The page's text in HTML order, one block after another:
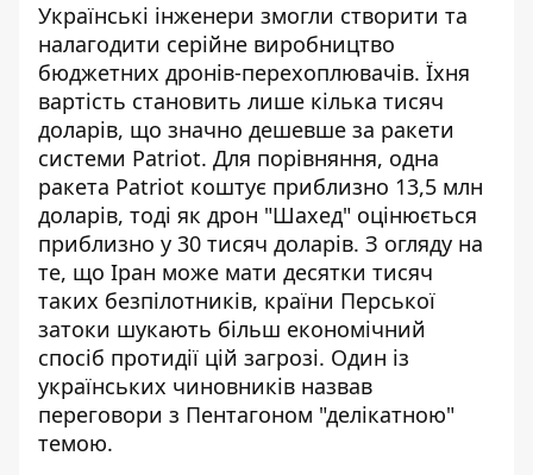
Українські інженери змогли створити та
налагодити серійне виробництво
бюджетних дронів-перехоплювачів. Їхня
вартість становить лише кілька тисяч
доларів, що значно дешевше за ракети
системи Patriot. Для порівняння, одна
ракета Patriot коштує приблизно 13,5 млн
доларів, тоді як дрон "Шахед" оцінюється
приблизно у 30 тисяч доларів. З огляду на
те, що Іран може мати десятки тисяч
таких безпілотників, країни Перської
затоки шукають більш економічний
спосіб протидії цій загрозі. Один із
українських чиновників назвав
переговори з Пентагоном "делікатною"
темою.